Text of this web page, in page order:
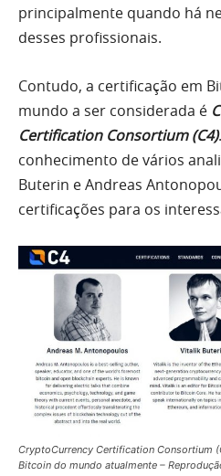
principalmente quando há
desses profissionais.
Contudo, a certificação em
mundo a ser considerada é
Certification Consortium (C4)
conhecimento de vários
Buterin e Andreas
certificações para os
CryptoCurrency Certification Consortium
Bitcoin do mundo atualmente –